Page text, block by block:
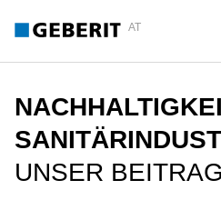
AT
UNSER BEITRAG